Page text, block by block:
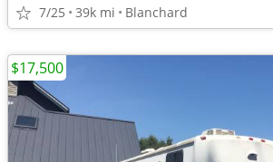
7/25 39k mi Blanchard
$17,500